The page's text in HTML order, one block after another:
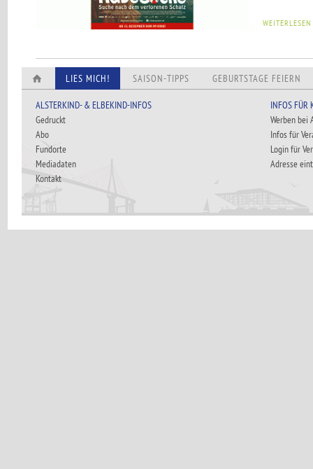
WEITERLESEN
LIES MICH! SAISON-TIPPS GEBURTSTAGE FEIERN
ALSTERKIND- & ELBEKIND-INFOS
Gedruckt
Abo
Fundorte
Mediadaten
Kontakt
INFOS FÜR
Werben bei
Infos für
Login für
Adresse